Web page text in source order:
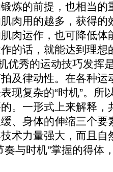
炼的前提，也相当的
肉用的越多，获得的
肉运作，也可降低体
的话，就能达到理想
优秀的运动技巧发挥
及律动性。在各种运
现复杂的“时机”。所
。一形式上来解释，
、身体的伸缩三个要
术力量强大，而且自
奏与时机"掌握的得体